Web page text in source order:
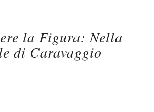
la Figura: Nella
di Caravaggio